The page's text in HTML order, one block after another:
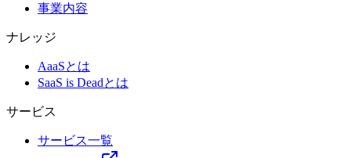
事業内容
ナレッジ
AaaSとは
SaaS is Deadとは
サービス
サービス一覧